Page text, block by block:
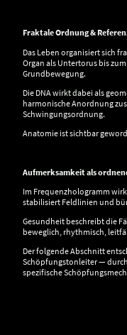
Fraktale Ordnung &
Das Leben organisiert sich
Organ als Untertorus bis
Grundbewegung.
Die DNA wirkt dabei als
harmonische Anordnung
Schwingungsordnung.
Anatomie ist sichtbar
Aufmerksamkeit als
Im Frequenzhologramm
stabilisiert Feldlinien und
Gesundheit beschreibt die
beweglich, rhythmisch,
Der folgende Abschnitt
Schöpfungstonleiter —
spezifische